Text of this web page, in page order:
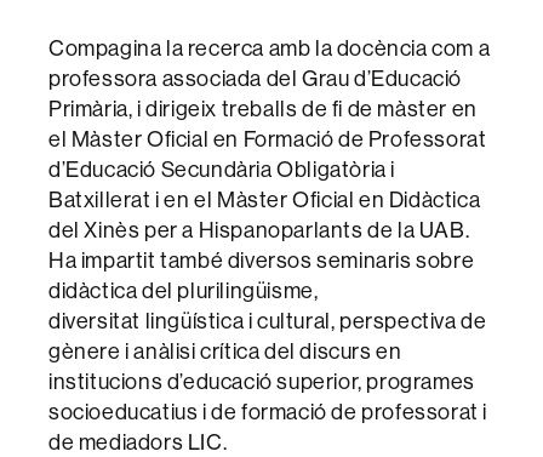
Compagina la recerca amb la docència com a
professora associada del Grau d’Educació
Primària, i dirigeix treballs de fi de màster en
el Màster Oficial en Formació de Professorat
d’Educació Secundària Obligatòria i
Batxillerat i en el Màster Oficial en Didàctica
del Xinès per a Hispanoparlants de la UAB.
Ha impartit també diversos seminaris sobre
didàctica del plurilingüisme,
diversitat lingüística i cultural, perspectiva de
gènere i anàlisi crítica del discurs en
institucions d’educació superior, programes
socioeducatius i de formació de professorat i
de mediadors LIC.